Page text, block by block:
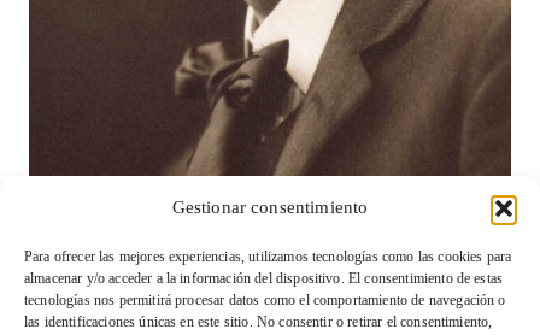
Gestionar consentimiento
Para ofrecer las mejores experiencias, utilizamos tecnologías como las cookies para
almacenar y/o acceder a la información del dispositivo. El consentimiento de estas
tecnologías nos permitirá procesar datos como el comportamiento de navegación o
las identificaciones únicas en este sitio. No consentir o retirar el consentimiento,
Retos (segunda parte)